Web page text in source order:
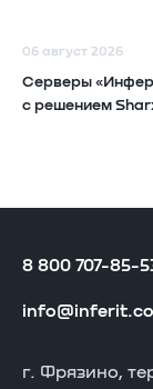
06 август 2026
Серверы
с решением
8 800 707-85-
г. Фрязино,